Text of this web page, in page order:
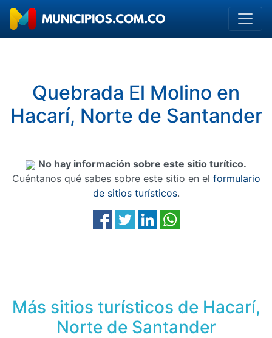
Quebrada El Molino en
Hacarí, Norte de Santander
No hay información sobre este sitio turítico.
Cuéntanos qué sabes sobre este sitio en el formulario
de sitios turísticos.
Más sitios turísticos de Hacarí,
Norte de Santander